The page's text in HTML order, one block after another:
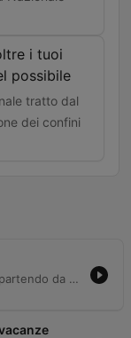
i tuoi
possibile
tratto dal
dei confini
L'episodio affronta una vasta gamma di temi, partendo da riflessioni sulla fedeltà degli ascoltatori e commenti ironici su attualità come la 'legge antimaranza' e le nuove banconote dell'euro. La discussione si sposta poi tra aneddoti storici, come la riservatezza di Marie Curie e il recupero di un aereo della Pan Am nel 1952, fino a toccare il mondo dello sport con il Tour de France e le ultime notizie del calciomercato. La puntata si conclude con una riflessione profonda sulla trascendenza e la capacità umana di superare i propri limiti mentali, accompagnata dai saluti di fine stagione e un ringraziamento speciale a tutti gli ascoltatori.